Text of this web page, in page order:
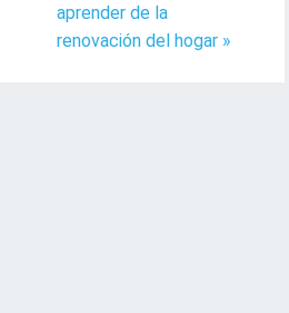
aprender de la
renovación del hogar »